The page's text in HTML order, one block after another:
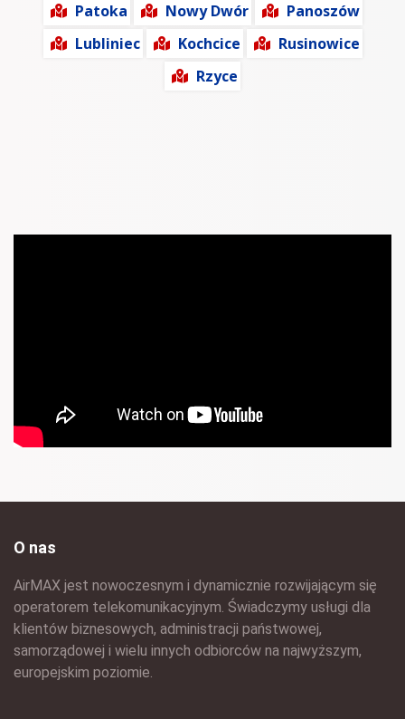
Patoka
Nowy Dwór
Panoszów
Lubliniec
Kochcice
Rusinowice
Rzyce
O nas
AirMAX jest nowoczesnym i dynamicznie rozwijającym się
operatorem telekomunikacyjnym. Świadczymy usługi dla
klientów biznesowych, administracji państwowej,
samorządowej i wielu innych odbiorców na najwyższym,
europejskim poziomie.